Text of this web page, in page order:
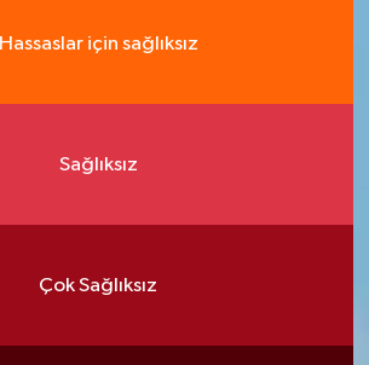
Hassaslar için sağlıksız
Sağlıksız
Çok Sağlıksız